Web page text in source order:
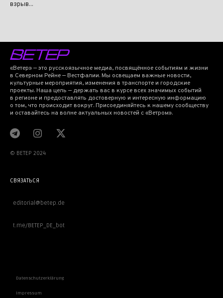
взрыв...
«Ветер» — это русскоязычное медиа, посвящённое событиям и жизни
в Северном Рейне — Вестфалии. Мы освещаем важные новости,
культурные мероприятия, изменения в транспорте и городские
проекты. Наша цель — держать вас в курсе всех значимых событий
в регионе и предоставлять достоверную и интересную информацию
о том, что происходит вокруг. Присоединяйтесь к нашему сообществу
и оставайтесь на волне актуальных новостей с «Ветром».
© BETEP 2024
СВЯЗАТЬСЯ
editorial@betep.de
t.me/BETEP_DE_bot
Datenschutzerklärung
Impressum